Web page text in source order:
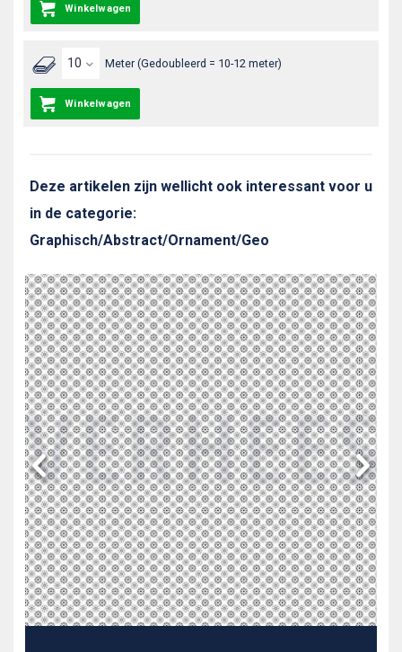
Winkelwagen
Meter (Gedoubleerd = 10-12 meter)
Winkelwagen
Deze artikelen zijn wellicht ook interessant voor u
in de categorie:
Graphisch/Abstract/Ornament/Geo